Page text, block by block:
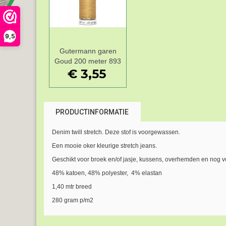
9,5
Add to Wishlist
Gutermann garen
Goud 200 meter 893
€ 3,55
PRODUCTINFORMATIE
Denim twill stretch. Deze stof is voorgewassen.
Een mooie oker kleurige stretch jeans.
Geschikt voor broek en/of jasje, kussens, overhemden en nog
48% katoen, 48% polyester, 4% elastan
1,40 mtr breed
280 gram p/m2